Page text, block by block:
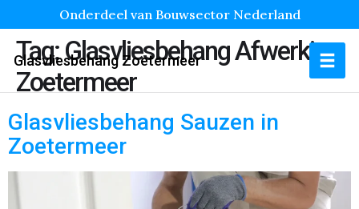
Onderdeel van Bouwsector Nederland
Glasvliesbehang Zoetermeer
Tag:Glasvliesbehang Afwerking
Zoetermeer
Glasvliesbehang Sauzen in
Zoetermeer